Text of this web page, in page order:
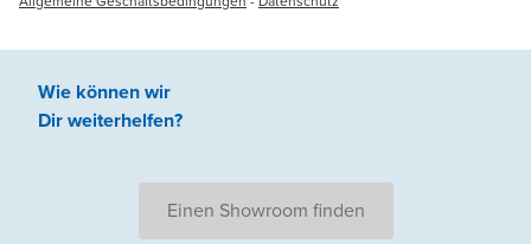
Wie können wir
Dir weiterhelfen?
Einen Showroom finden